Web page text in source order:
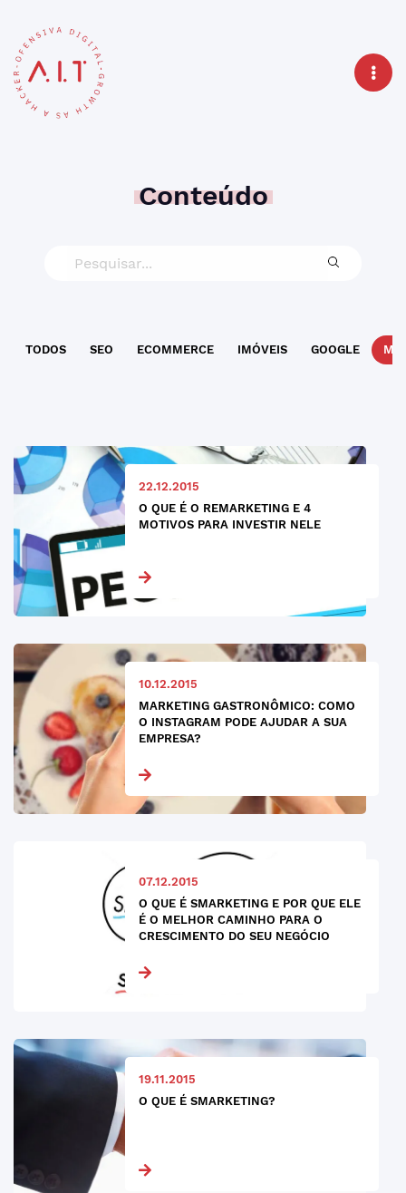
Conteúdo
TODOS SEO ECOMMERCE IMÓVEIS GOOGLE
22.12.2015
O QUE É O REMARKETING E 4
MOTIVOS PARA INVESTIR NELE
10.12.2015
MARKETING GASTRONÔMICO: COMO
O INSTAGRAM PODE AJUDAR A SUA
EMPRESA?
07.12.2015
O QUE É SMARKETING E POR QUE ELE
É O MELHOR CAMINHO PARA O
CRESCIMENTO DO SEU NEGÓCIO
19.11.2015
O QUE É SMARKETING?